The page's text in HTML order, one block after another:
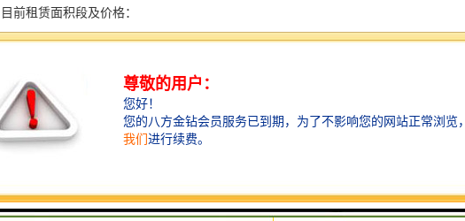
目前租赁面积段及价格：
南山科技园地标建筑 中国储能大厦 物业 品质
面积235起，租金220-288元起
南山科技园地标建筑 中国储能大厦 物业 品质
另有半层起租，租金230元//月
项目地址：中国·深圳·南山区深南大道与科苑大道交汇处西南角（一号线深大站C出